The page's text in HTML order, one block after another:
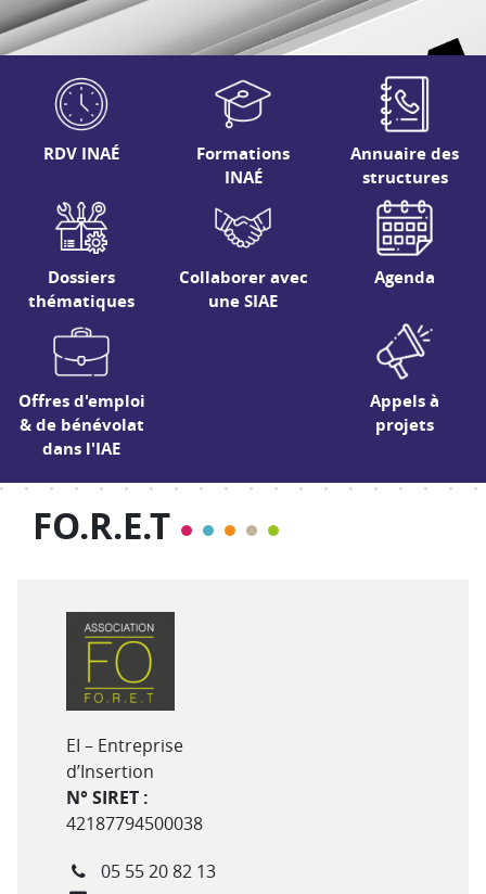
RDV INAÉ
Formations
INAÉ
Annuaire des
structures
Dossiers
thématiques
Collaborer avec
une SIAE
Agenda
Offres d'emploi
& de bénévolat
dans l'IAE
Appels à
projets
FO.R.E.T
Type de structure
EI – Entreprise
d’Insertion
N° SIRET :
42187794500038
Téléphone
05 55 20 82 13